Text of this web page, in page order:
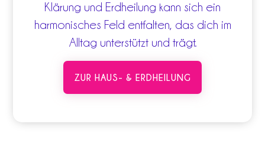
Klärung und Erdheilung kann sich ein
harmonisches Feld entfalten, das dich im
Alltag unterstützt und trägt.
ZUR HAUS- & ERDHEILUNG